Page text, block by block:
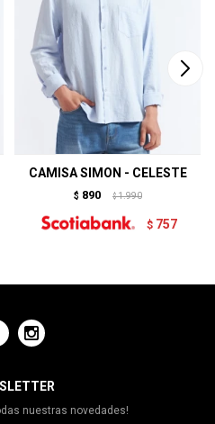
CAMISA SIMON - CELESTE
$ 890 $ 1.990
$ 757

nuestras novedades!